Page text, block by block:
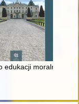
edukacji moralnej